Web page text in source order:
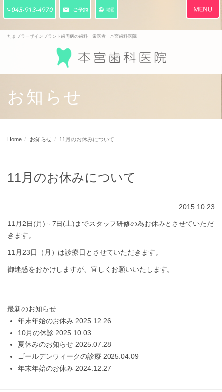
Toggle
たまプラーザインプラント歯周病の歯科 歯医者 本宮歯科医院
お知らせ
Home お知らせ 11月のお休みについて
11月のお休みについて
2015.10.23
11月2日(月)～7日(土)までスタッフ研修の為お休みとさせていただ
きます。
11月23日（月）は診療日とさせていただきます。
御迷惑をおかけしますが、宜しくお願いいたします。
最新のお知らせ
年末年始のお休み 2025.12.26
10月の休診 2025.10.03
夏休みのお知らせ 2025.07.28
ゴールデンウィークの診療 2025.04.09
年末年始のお休み 2024.12.27